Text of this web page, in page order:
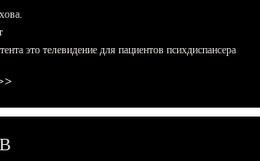
это телевидение для пациентов психдиспансера